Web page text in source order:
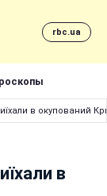
rbc.ua
в окупований
в